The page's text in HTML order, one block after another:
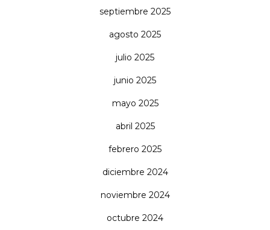
septiembre 2025
agosto 2025
julio 2025
junio 2025
mayo 2025
abril 2025
febrero 2025
diciembre 2024
noviembre 2024
octubre 2024